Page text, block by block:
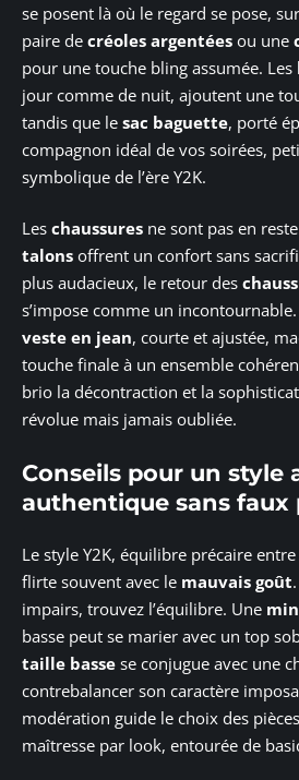
se posent là où le regard se pose,
paire de créoles argentées ou une
pour une touche bling assumée. Les
jour comme de nuit, ajoutent une
tandis que le sac baguette, porté
compagnon idéal de vos soirées,
symbolique de l’ère Y2K.
Les chaussures ne sont pas en
talons offrent un confort sans
plus audacieux, le retour des
s’impose comme un
veste en jean, courte et ajustée,
touche finale à un ensemble
brio la décontraction et la
révolue mais jamais oubliée.
Conseils pour un style
authentique sans faux
Le style Y2K, équilibre précaire
flirte souvent avec le mauvais goût
impairs, trouvez l’équilibre. Une
basse peut se marier avec un top
taille basse se conjugue avec une
contrebalancer son caractère
modération guide le choix des
maîtresse par look, entourée de